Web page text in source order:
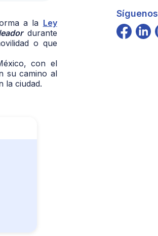
a la Ley
durante
o que
con el
su camino al
la ciudad.
Síguenos